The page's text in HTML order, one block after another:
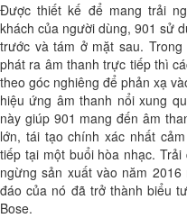
Được thiết kế để mang trải
khách của người dùng, 901 sử
trước và tám ở mặt sau.
phát ra âm thanh trực tiếp thì
theo góc nghiêng để phản xạ
hiệu ứng âm thanh nổi xung
này giúp 901 mang đến âm
lớn, tái tạo chính xác nhất
tiếp tại một buổi hòa nhạc.
ngừng sản xuất vào năm
đáo của nó đã trở thành biểu
Bose.